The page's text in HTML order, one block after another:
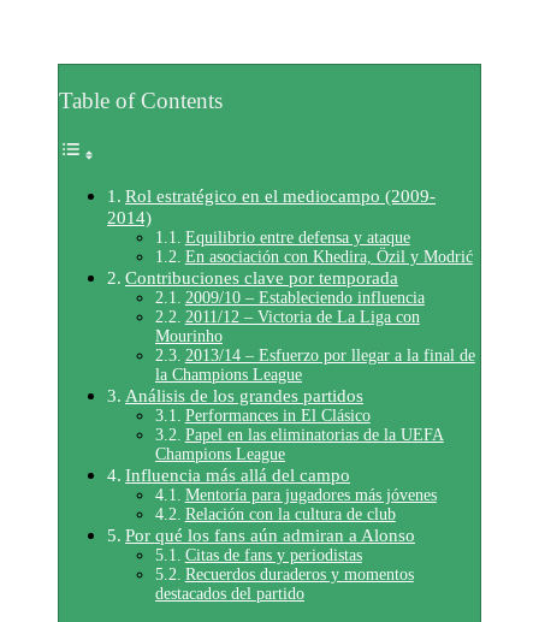
Table of Contents
Rol estratégico en el mediocampo (2009-
2014)
Equilibrio entre defensa y ataque
En asociación con Khedira, Özil y Modrić
Contribuciones clave por temporada
2009/10 – Estableciendo influencia
2011/12 – Victoria de La Liga con
Mourinho
2013/14 – Esfuerzo por llegar a la final de
la Champions League
Análisis de los grandes partidos
Performances in El Clásico
Papel en las eliminatorias de la UEFA
Champions League
Influencia más allá del campo
Mentoría para jugadores más jóvenes
Relación con la cultura de club
Por qué los fans aún admiran a Alonso
Citas de fans y periodistas
Recuerdos duraderos y momentos
destacados del partido